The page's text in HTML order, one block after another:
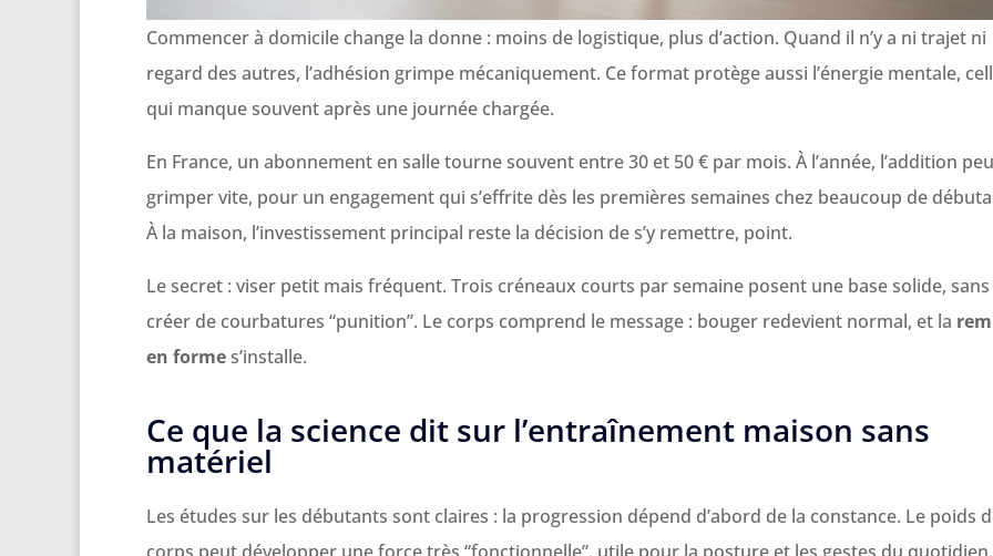
Commencer à domicile change la donne : moins de logistique, plus d’action. Quand il n’y a ni trajet ni
regard des autres, l’adhésion grimpe mécaniquement. Ce format protège aussi l’énergie mentale,
qui manque souvent après une journée chargée.
En France, un abonnement en salle tourne souvent entre 30 et 50 € par mois. À l’année, l’addition
grimper vite, pour un engagement qui s’effrite dès les premières semaines chez beaucoup de
À la maison, l’investissement principal reste la décision de s’y remettre, point.
Le secret : viser petit mais fréquent. Trois créneaux courts par semaine posent une base solide, sans
créer de courbatures “punition”. Le corps comprend le message : bouger redevient normal, et la
en formes’installe.
Ce que la science dit sur l’entraînement maison sans
matériel
Les études sur les débutants sont claires : la progression dépend d’abord de la constance. Le poids